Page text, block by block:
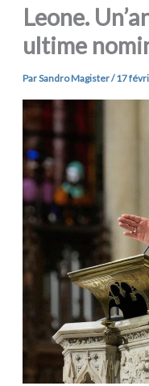
Leone.
ultime
ParSandro Magister/17